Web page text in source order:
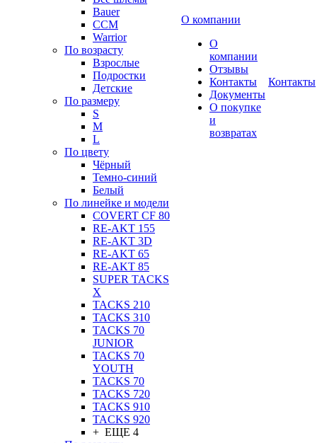
Bauer
CCM
Warrior
По возрасту
Взрослые
Подростки
Детские
По размеру
S
M
L
По цвету
Чёрный
Темно-синий
Белый
По линейке и модели
COVERT CF 80
RE-AKT 155
RE-AKT 3D
RE-AKT 65
RE-AKT 85
SUPER TACKS
X
TACKS 210
TACKS 310
TACKS 70
JUNIOR
TACKS 70
YOUTH
TACKS 70
TACKS 720
TACKS 910
TACKS 920
+ ЕЩЕ 4
О компании
О
компании
Отзывы
Контакты
Документы
О покупке
и
возвратах
Контакты